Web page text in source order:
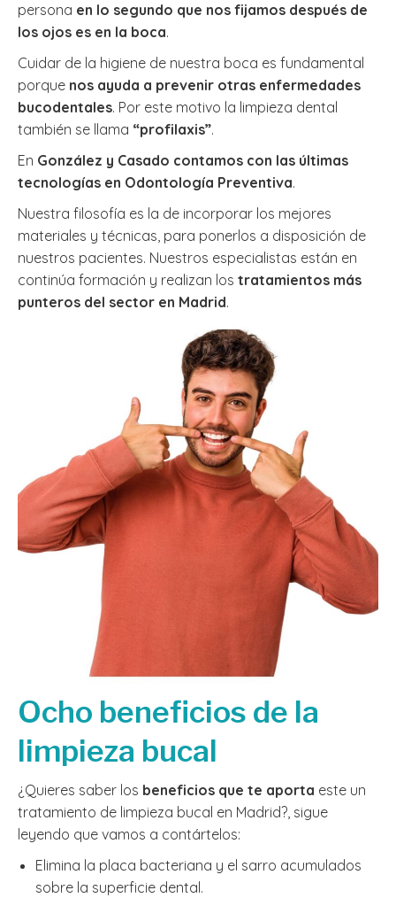
persona en lo segundo que nos fijamos después de
los ojos es en la boca.
Cuidar de la higiene de nuestra boca es fundamental
porque nos ayuda a prevenir otras enfermedades
bucodentales. Por este motivo la limpieza dental
también se llama “profilaxis”.
En González y Casado contamos con las últimas
tecnologías en Odontología Preventiva.
Nuestra filosofía es la de incorporar los mejores
materiales y técnicas, para ponerlos a disposición de
nuestros pacientes. Nuestros especialistas están en
continúa formación y realizan los tratamientos más
punteros del sector en Madrid.
Ocho beneficios de la
limpieza bucal
¿Quieres saber los beneficios que te aporta este un
tratamiento de limpieza bucal en Madrid?, sigue
leyendo que vamos a contártelos:
Elimina la placa bacteriana y el sarro acumulados
sobre la superficie dental.